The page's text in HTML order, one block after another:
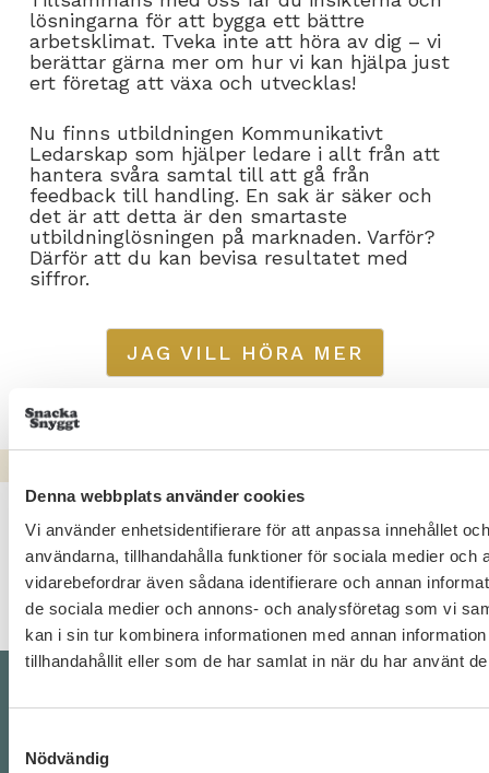
Denna webbplats använder cookies
Vi använder enhetsidentifierare för att anpassa innehållet
användarna, tillhandahålla funktioner för sociala medier och
vidarebefordrar även sådana identifierare och annan
de sociala medier och annons- och analysföretag som vi
kan i sin tur kombinera informationen med annan
tillhandahållit eller som de har samlat in när du har använt
Nödvändig
lösningarna för att bygga ett bättre
arbetsklimat. Tveka inte att höra av dig – vi
berättar gärna mer om hur vi kan hjälpa just
ert företag att växa och utvecklas!
Nu finns utbildningen Kommunikativt
Ledarskap som hjälper ledare i allt från att
hantera svåra samtal till att gå från
feedback till handling. En sak är säker och
det är att detta är den smartaste
utbildninglösningen på marknaden. Varför?
Därför att du kan bevisa resultatet med
siffror.
JAG VILL HÖRA MER